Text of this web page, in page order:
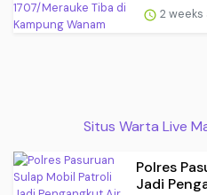
2 weeks
Situs Warta Live
Polres
Jadi